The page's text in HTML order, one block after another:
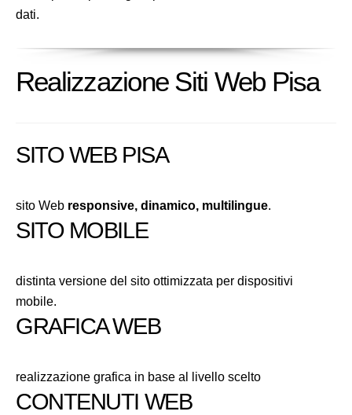
dati.
Realizzazione Siti Web Pisa
SITO WEB PISA
sito Web responsive, dinamico, multilingue.
SITO MOBILE
distinta versione del sito ottimizzata per dispositivi
mobile.
GRAFICA WEB
realizzazione grafica in base al livello scelto
CONTENUTI WEB